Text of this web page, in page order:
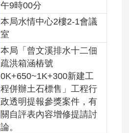
午9時00分
本局水情中心2樓2-1會議
室
本局「曾文溪排水十二佃
疏洪箱涵樁號
0K+650~1K+300新建工
程併辦土石標售」工程行
政透明提報參獎案件，有
關自評表內容增修提請討
論。